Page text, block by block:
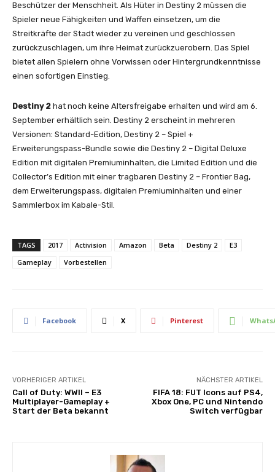
Beschützer der Menschheit. Als Hüter in Destiny 2 müssen die
Spieler neue Fähigkeiten und Waffen einsetzen, um die
Streitkräfte der Stadt wieder zu vereinen und geschlossen
zurückzuschlagen, um ihre Heimat zurückzuerobern. Das Spiel
bietet allen Spielern ohne Vorwissen oder Hintergrundkenntnisse
einen sofortigen Einstieg.
Destiny 2 hat noch keine Altersfreigabe erhalten und wird am 6.
September erhältlich sein. Destiny 2 erscheint in mehreren
Versionen: Standard-Edition, Destiny 2 – Spiel +
Erweiterungspass-Bundle sowie die Destiny 2 – Digital Deluxe
Edition mit digitalen Premiuminhalten, die Limited Edition und die
Collector’s Edition mit einer tragbaren Destiny 2 – Frontier Bag,
dem Erweiterungspass, digitalen Premiuminhalten und einer
Sammlerbox im Kabale-Stil.
TAGS 2017 Activision Amazon Beta Destiny 2
E3
Gameplay
Vorbestellen
Facebook X Pinterest
VORHERIGER ARTIKEL
Call of Duty: WWII – E3
Multiplayer-Gameplay +
Start der Beta bekannt
NÄCHSTER ARTIKEL
FIFA 18: FUT Icons auf PS4,
Xbox One, PC und Nintendo
Switch verfügbar